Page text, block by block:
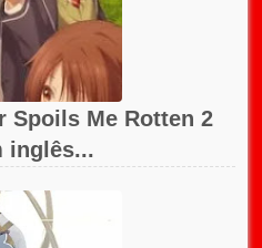
Spoils Me Rotten 2
inglês...